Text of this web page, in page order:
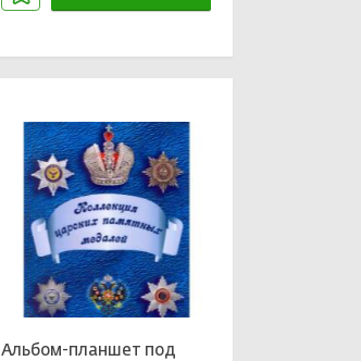
Альбом-планшет под